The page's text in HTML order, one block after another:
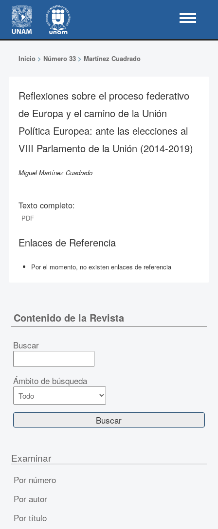
Inicio> Número 33> Martínez Cuadrado
Reflexiones sobre el proceso federativo
de Europa y el camino de la Unión
Política Europea: ante las elecciones al
VIII Parlamento de la Unión (2014-2019)
Miguel Martínez Cuadrado
Texto completo:
PDF
Enlaces de Referencia
Por el momento, no existen enlaces de referencia
Contenido de la Revista
Buscar
Ámbito de búsqueda
Examinar
Por número
Por autor
Por título